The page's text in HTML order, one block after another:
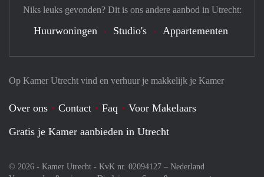
Op Kamer Utrecht vind en verhuur je makkelijk je Kamer
Over ons Contact Faq
Voor Makelaars
Gratis je Kamer aanbieden in Utrecht
© 2026 - Kamer Utrecht - KvK nr. 02094127 – Nederland
Niks leuks gevonden? Dit is ons andere aanbod in Utrecht:
Huurwoningen Studio's Appartementen